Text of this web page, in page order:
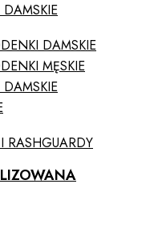
DAMSKIE
DAMSKIE
MĘSKIE
DAMSKIE
RASHGUARDY